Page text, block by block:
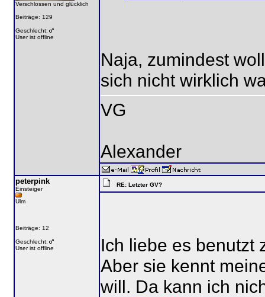
Verschlossen und glücklich
Beiträge: 129
Geschlecht:
User ist offline
Naja, zumindest
sich nicht wirklich
VG
Alexander
peterpink
Einsteiger
Ulm
Beiträge: 12
Geschlecht:
User ist offline
RE: Letzter GV?
Ich liebe es benutzt
Aber sie kennt
will. Da kann ich